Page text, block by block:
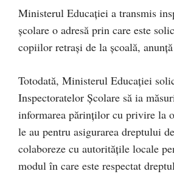
Ministerul Educației a transmis
școlare o adresă prin care este
copiilor retrași de la școală, anunță
Totodată, Ministerul Educației
Inspectoratelor Școlare să ia
informarea părinţilor cu privire la
le au pentru asigurarea dreptului
colaboreze cu autorităţile locale
modul în care este respectat